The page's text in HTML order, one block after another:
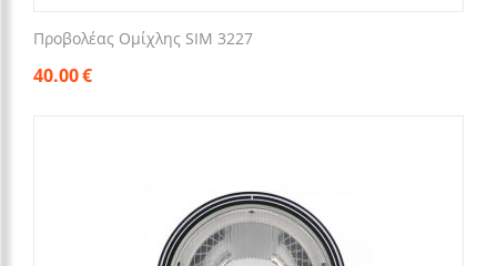
Προβολέας Ομίχλης SIM 3227
40.00€